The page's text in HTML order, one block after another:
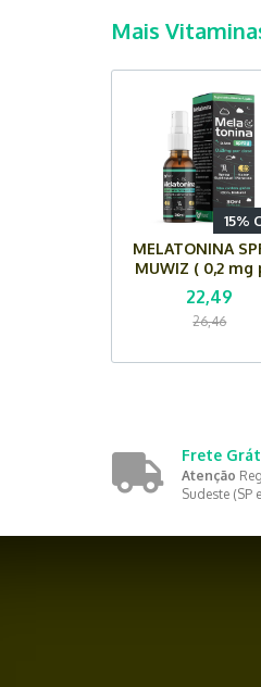
Mais
15%
MELATONINA
MUWIZ ( 0,2 mg
dose) - 30 ml -
Maracujá
22,49
26,46
Frete
Atenção
Sudeste (SP